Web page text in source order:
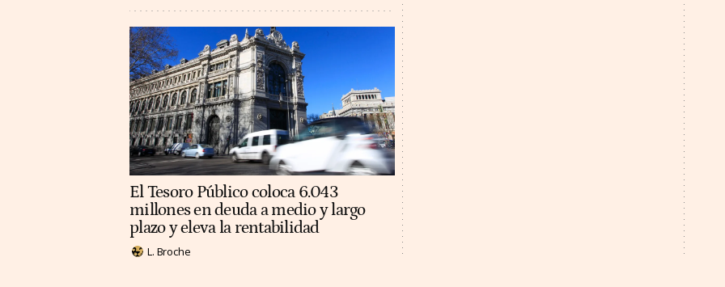
El Tesoro Público coloca 6.043
millones en deuda a medio y largo
plazo y eleva la rentabilidad
L. Broche